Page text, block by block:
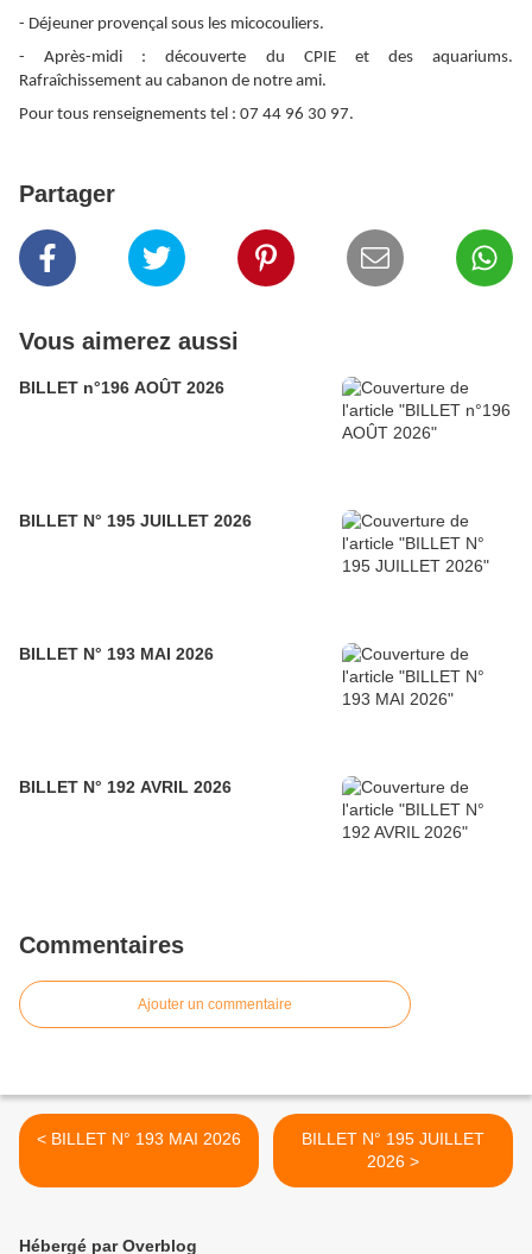
- Déjeuner provençal sous les micocouliers.
- Après-midi : découverte du CPIE et des aquariums.
Rafraîchissement au cabanon de notre ami.
Pour tous renseignements tel : 07 44 96 30 97.
Partager
Vous aimerez aussi
BILLET n°196 AOÛT 2026
BILLET N° 195 JUILLET 2026
BILLET N° 193 MAI 2026
BILLET N° 192 AVRIL 2026
Commentaires
Ajouter un commentaire
< BILLET N° 193 MAI 2026
BILLET N° 195 JUILLET
2026 >
Hébergé par Overblog